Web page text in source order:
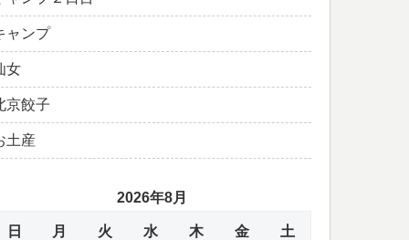
ャンプ
女
京餃子
土産
2026年8月
日 月 火 水 木 金 土